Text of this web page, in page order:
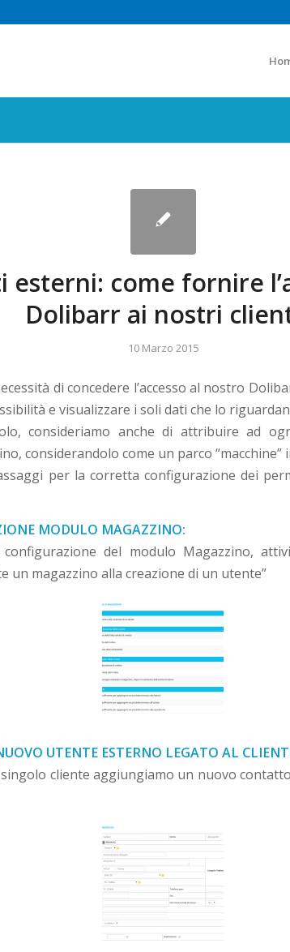
esterni: come fornire
Dolibarr ai nostri
10 Marzo 2015
di concedere l’accesso al nostro
e visualizzare i soli dati che lo
consideriamo anche di attribuire ad
considerandolo come un parco “macchine”
per la corretta configurazione dei
MODULO MAGAZZINO:
del modulo Magazzino,
un magazzino alla creazione di un utente”
UTENTE ESTERNO LEGATO AL
singolo cliente aggiungiamo un nuovo